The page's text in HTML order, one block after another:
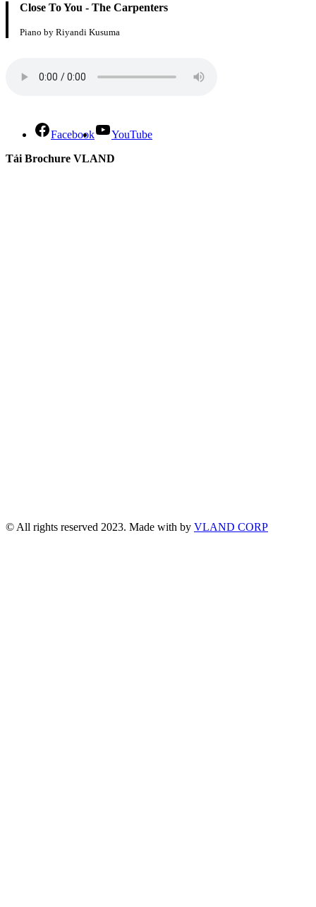
Close To You - The Carpenters
Piano by Riyandi Kusuma
Facebook
YouTube
Tải Brochure VLAND
© All rights reserved 2023. Made with by VLAND CORP